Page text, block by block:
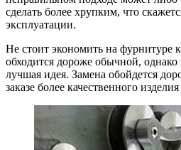
сделать более хрупким, что
эксплуатации.
Не стоит экономить на фурнитуре
обходится дороже обычной, однако
лучшая идея. Замена обойдется
заказе более качественного изделия